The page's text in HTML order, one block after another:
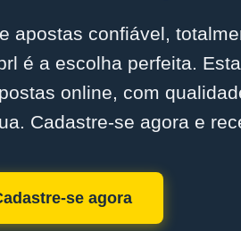
apostas confiável,
é a escolha perfeita.
online, com
Cadastre-se agora e
se agora